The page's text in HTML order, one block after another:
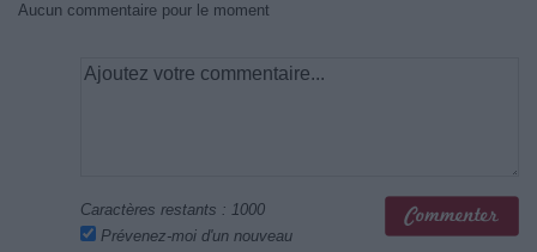
Aucun commentaire pour le moment
Caractères restants : 1000
Prévenez-moi d'un nouveau